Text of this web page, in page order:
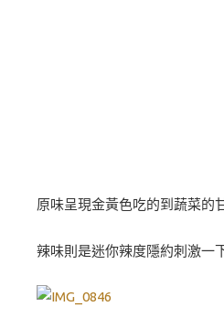
原味呈現金黃色吃的到蔬菜的
辣味則是迷你辣度隱約刺激一